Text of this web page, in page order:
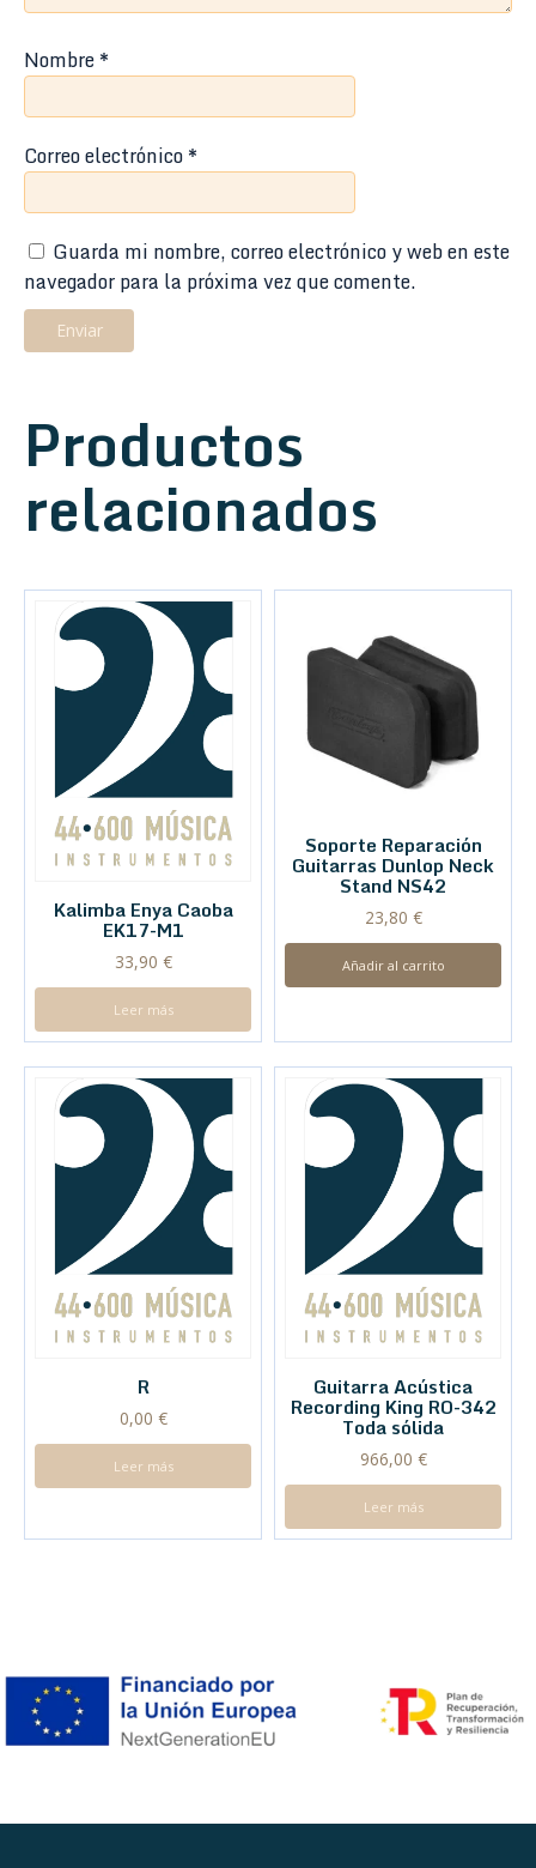
Nombre*
Correo electrónico*
Guarda mi nombre, correo electrónico y web en este
navegador para la próxima vez que comente.
Productos
relacionados
Kalimba Enya Caoba
EK17-M1
33,90 €
Leer más
Soporte Reparación
Guitarras Dunlop Neck
Stand NS42
23,80 €
Añadir al carrito
R
0,00 €
Leer más
Guitarra Acústica
Recording King RO-342
Toda sólida
966,00 €
Leer más